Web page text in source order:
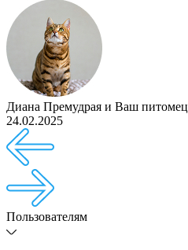
Диана Премудрая и Ваш питомец
24.02.2025
Пользователям